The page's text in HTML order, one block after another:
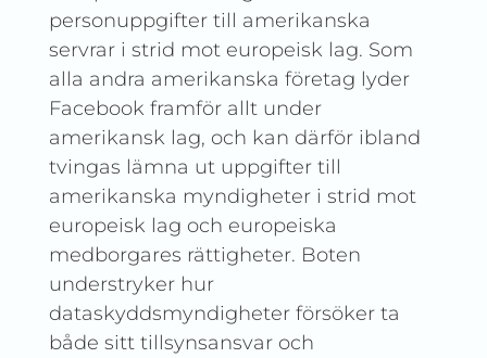
personuppgifter till amerikanska
servrar i strid mot europeisk lag. Som
alla andra amerikanska företag lyder
Facebook framför allt under
amerikansk lag, och kan därför ibland
tvingas lämna ut uppgifter till
amerikanska myndigheter i strid mot
europeisk lag och europeiska
medborgares rättigheter. Boten
understryker hur
dataskyddsmyndigheter försöker ta
både sitt tillsynsansvar och